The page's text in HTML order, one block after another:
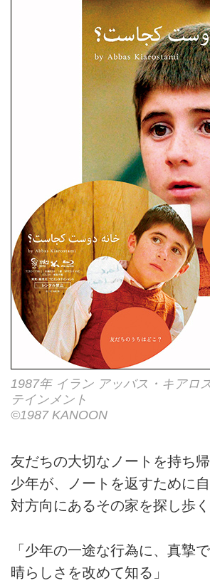
1987年 イラン アッバス・キアロ
テインメント
©1987 KANOON
友だちの大切なノートを持ち
少年が、ノートを返すために
対方向にあるその家を探し歩く
「少年の一途な行為に、真摯
晴らしさを改めて知る」